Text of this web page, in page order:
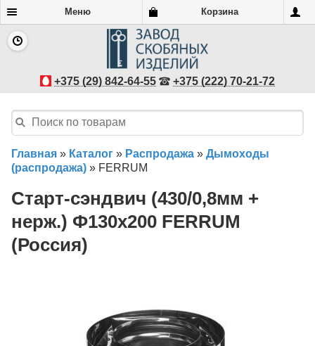
Меню Корзина
+375 (29) 842-64-55 +375 (222) 70-21-72
Главная » Каталог » Распродажа » Дымоходы
(распродажа) » FERRUM
Старт-сэндвич (430/0,8мм +
нерж.) Ф130х200 FERRUM
(Россия)